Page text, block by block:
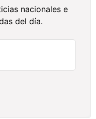
nacionales e
del día.